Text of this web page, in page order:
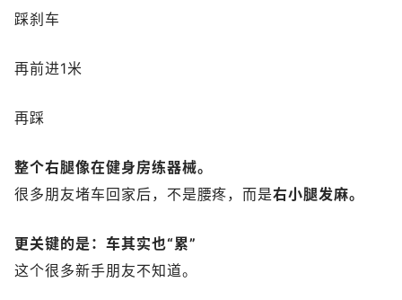
踩刹车
再前进1米
再踩
整个右腿像在健身房练器械。
很多朋友堵车回家后，不是腰疼，而是右小腿发麻。
更关键的是：车其实也“累”
这个很多新手朋友不知道。